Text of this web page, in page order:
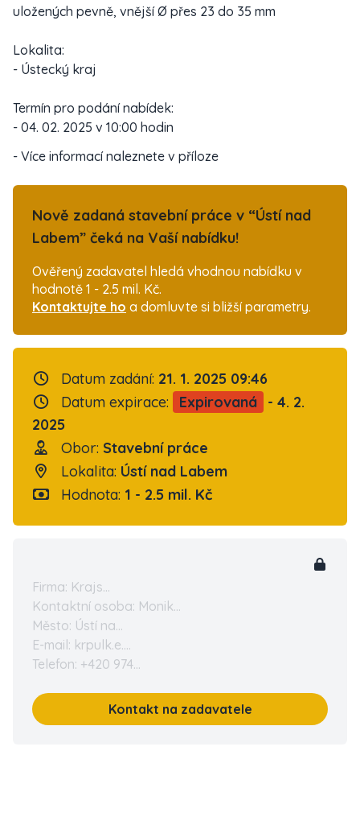
uložených pevně, vnější Ø přes 23 do 35 mm
Lokalita:
- Ústecký kraj
Termín pro podání nabídek:
- 04. 02. 2025 v 10:00 hodin
- Více informací naleznete v příloze
Nově zadaná stavební práce v “Ústí nad
Labem” čeká na Vaší nabídku!
Ověřený zadavatel hledá vhodnou nabídku v
hodnotě 1 - 2.5 mil. Kč.
Kontaktujte ho a domluvte si bližší parametry.
Datum zadání: 21. 1. 2025 09:46
Datum expirace:
Expirovaná
- 4. 2.
2025
Obor: Stavební práce
Lokalita: Ústí nad Labem
Hodnota: 1 - 2.5 mil. Kč
Firma: Krajs...
Kontaktní osoba: Monik...
Město: Ústí na...
E-mail: krpulk.e....
Telefon: +420 974...
Kontakt na zadavatele